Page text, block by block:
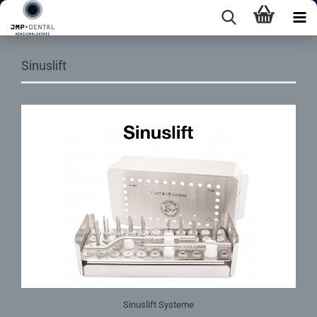
Sinuslift
Sinuslift Systeme